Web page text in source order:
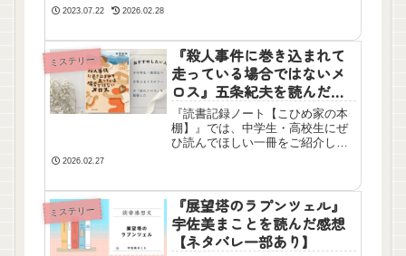
めです。
2023.07.22 2026.02.28
ミステリー
『殺人事件に巻き込まれて
走っている場合ではないメ
ロス』五条紀夫を読んだ感
想【ネタバレ一部あり】
『読書記録ノート【こひめ家の本
棚】』では、中学生・高校生にぜ
ひ読んでほしい一冊をご紹介して
2026.02.27
ミステリー
『展望塔のラプンツェル』
宇佐美まことを読んだ感想
【ネタバレ一部あり】